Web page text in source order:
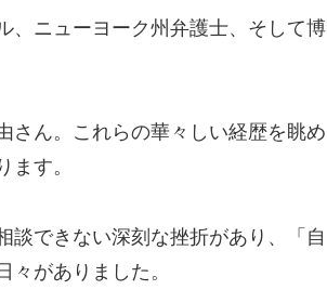
、ニューヨーク州弁護士、そして博
さん。これらの華々しい経歴を眺め
す。
談できない深刻な挫折があり、「自
がありました。